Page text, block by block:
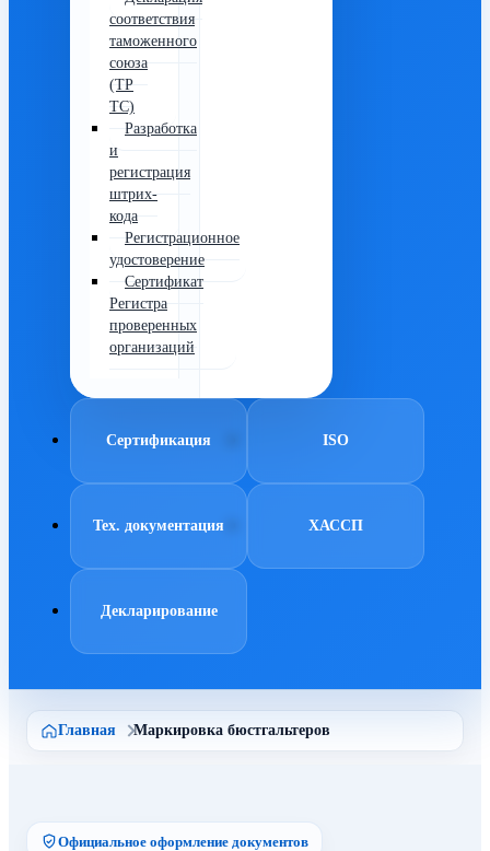
соответствия
таможенного
союза
(ТР
ТС)
Разработка
и
регистрация
штрих-
кода
Регистрационное
удостоверение
Сертификат
Регистра
проверенных
организаций
Сертификация ISO
Тех. документация ХАССП
Декларирование
Главная Маркировка бюстгальтеров
Официальное оформление документов